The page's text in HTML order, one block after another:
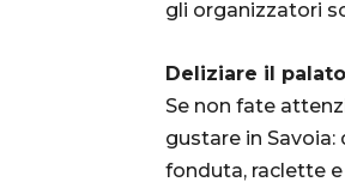
gli organizzatori
Deliziare il palato
Se non fate
gustare in
fonduta, raclette